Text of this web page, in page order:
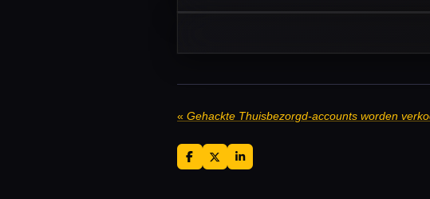
« Gehackte Thuisbezorgd-accounts worden
D
e
D
e
S
h